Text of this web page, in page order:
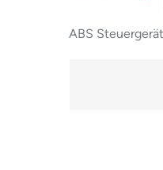
ABS